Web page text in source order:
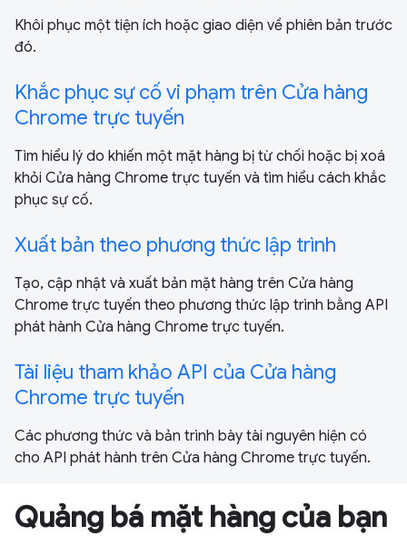
Khôi phục một tiện ích hoặc giao diện về phiên bản trước
đó.
Khắc phục sự cố vi phạm trên Cửa hàng
Chrome trực tuyến
Tìm hiểu lý do khiến một mặt hàng bị từ chối hoặc bị xoá
khỏi Cửa hàng Chrome trực tuyến và tìm hiểu cách khắc
phục sự cố.
Xuất bản theo phương thức lập trình
Tạo, cập nhật và xuất bản mặt hàng trên Cửa hàng
Chrome trực tuyến theo phương thức lập trình bằng API
phát hành Cửa hàng Chrome trực tuyến.
Tài liệu tham khảo API của Cửa hàng
Chrome trực tuyến
Các phương thức và bản trình bày tài nguyên hiện có
cho API phát hành trên Cửa hàng Chrome trực tuyến.
Quảng bá mặt hàng của bạn